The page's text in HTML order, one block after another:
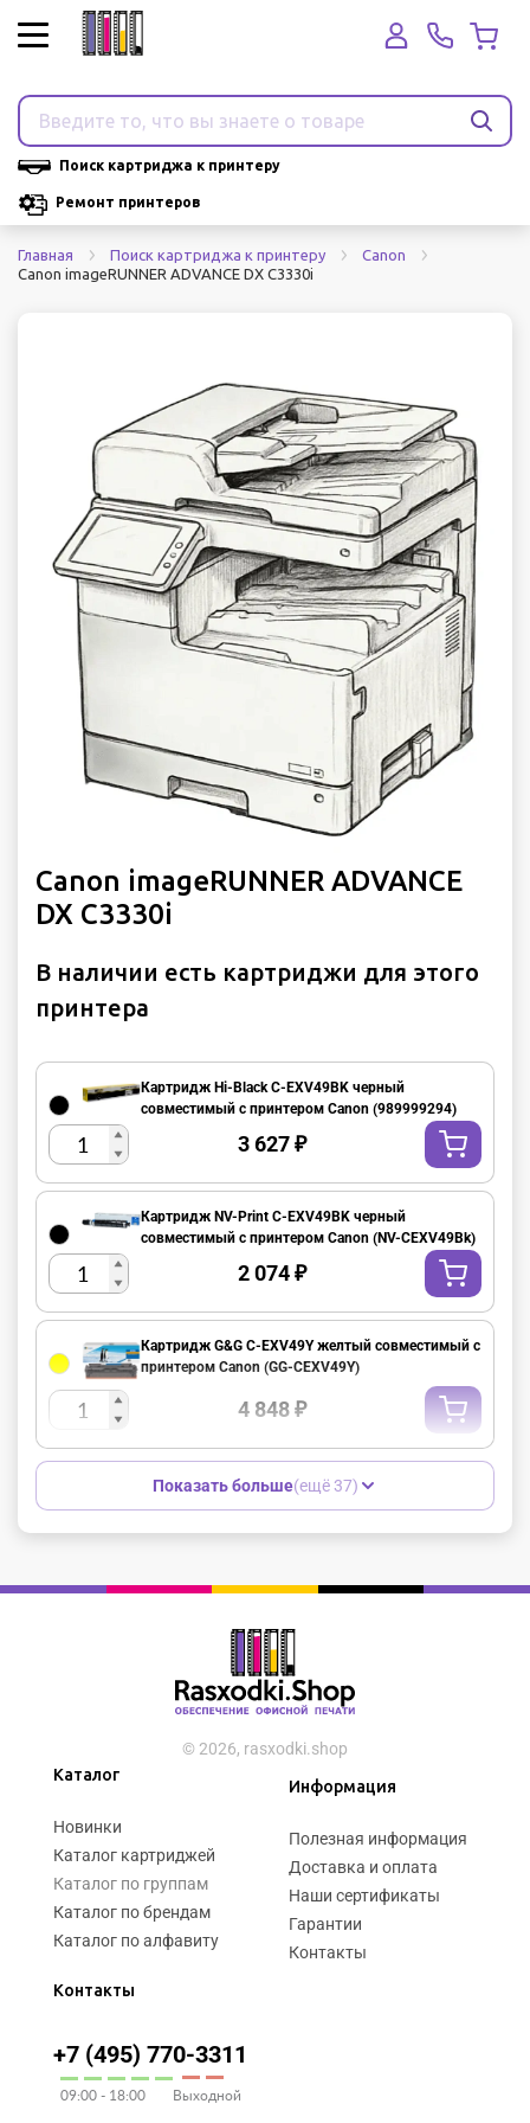
Поиск картриджа к принтеру
Ремонт принтеров
Главная Поиск картриджа к принтеру
Canon
Canon imageRUNNER ADVANCE DX C3330i
Canon imageRUNNER ADVANCE
DX C3330i
В наличии есть картриджи для этого
принтера
Картридж Hi-Black C-EXV49BK черный
совместимый с принтером Canon (989999294)
3 627 ₽
Картридж NV-Print C-EXV49BK черный
совместимый с принтером Canon (NV-CEXV49Bk)
2 074 ₽
Картридж G&G C-EXV49Y желтый совместимый с
принтером Canon (GG-CEXV49Y)
4 848 ₽
Показать больше(ещё 37)
© 2026, rasxodki.shop
Каталог
Новинки
Каталог картриджей
Каталог по группам
Каталог по брендам
Каталог по алфавиту
Информация
Полезная информация
Доставка и оплата
Наши сертификаты
Гарантии
Контакты
Контакты
+7 (495) 770-3311
09:00 - 18:00 Выходной